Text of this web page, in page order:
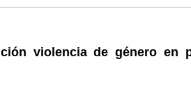
violencia de género en